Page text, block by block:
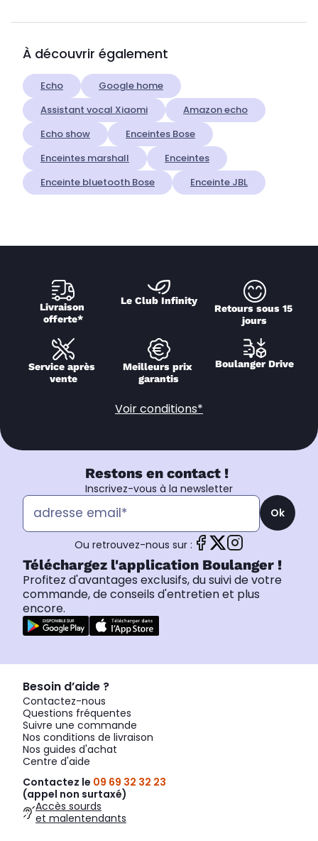
À découvrir également
Echo
Google home
Assistant vocal Xiaomi
Amazon echo
Echo show
Enceintes Bose
Enceintes marshall
Enceintes
Enceinte bluetooth Bose
Enceinte JBL
Livraison
offerte*
Le Club Infinity
Retours sous 15
jours
Service après
vente
Meilleurs prix
garantis
Boulanger Drive
Voir conditions*
Restons en contact !
Inscrivez-vous à la newsletter
Ok
Ou retrouvez-nous sur :
Téléchargez l'application Boulanger !
Profitez d'avantages exclusifs, du suivi de votre
commande, de conseils d'entretien et plus
encore.
Besoin d’aide ?
Contactez-nous
Questions fréquentes
Suivre une commande
Nos conditions de livraison
Nos guides d'achat
Centre d'aide
Contactez le 09 69 32 32 23
(appel non surtaxé)
Accès sourds
et malentendants